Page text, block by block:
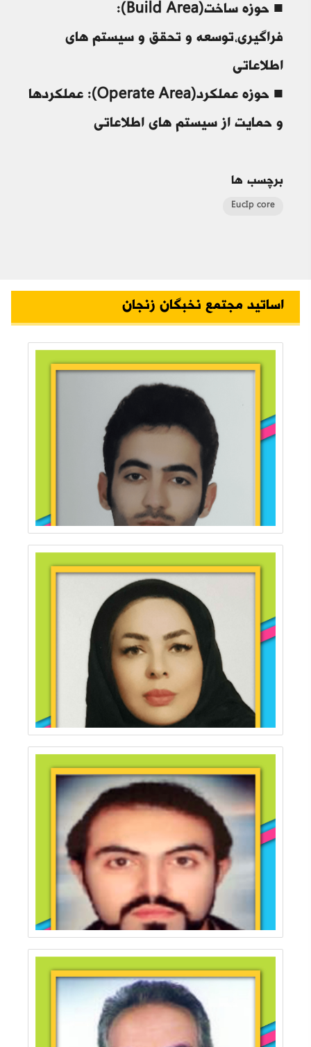
■ حوزه ساخت(Build Area):
فراگیری،توسعه و تحقق و سیستم های
اطلاعاتی
■ حوزه عملکرد(Operate Area): عملکردها
و حمایت از سیستم های اطلاعاتی
برچسب ها
EucIp core
اساتید مجتمع نخبگان زنجان